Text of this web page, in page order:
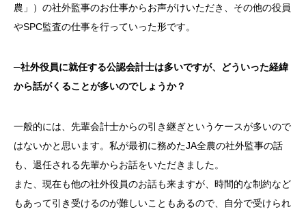
農」）の社外監事のお仕事からお声がけいただき、その他の役員
やSPC監査の仕事を行っていった形です。
─社外役員に就任する公認会計士は多いですが、どういった経緯
から話がくることが多いのでしょうか？
一般的には、先輩会計士からの引き継ぎというケースが多いので
はないかと思います。私が最初に務めたJA全農の社外監事の話
も、退任される先輩からお話をいただきました。
また、現在も他の社外役員のお話も来ますが、時間的な制約など
もあって引き受けるのが難しいこともあるので、自分で受けられ